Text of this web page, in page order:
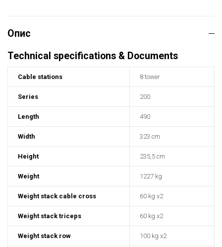
Опис
Technical specifications & Documents
Cable stations 8 tower
Series 200
Length 490
Width 323 cm
Height 235,5 cm
Weight 1227 kg
Weight stack cable cross 60 kg x2
Weight stack triceps 60 kg x2
Weight stack row 100 kg x2